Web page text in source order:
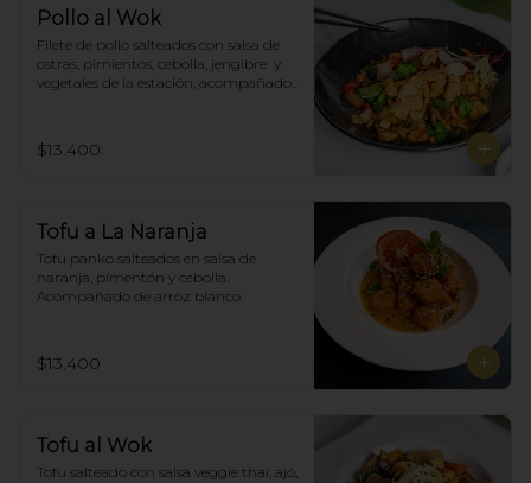
Pollo al Wok
Filete de pollo salteados con salsa de
ostras, pimientos, cebolla, jengibre  y
vegetales de la estación, acompañado
$13.400
Tofu a La Naranja
Tofu panko salteados en salsa de
naranja, pimentón y cebolla.
Acompañado de arroz blanco.
$13.400
Tofu al Wok
Tofu salteado con salsa veggie thai, ajó,